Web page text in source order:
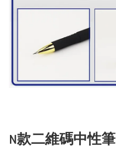
N款二維碼中性筆